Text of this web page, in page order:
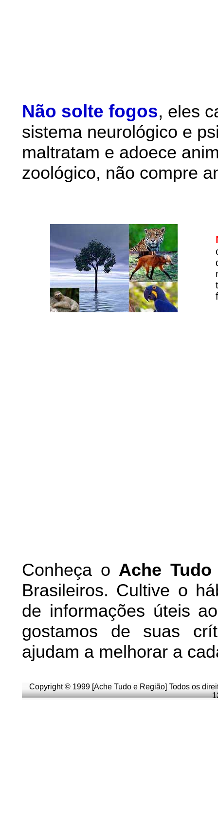
Não solte fogos, eles
sistema neurológico e
maltratam e adoece
zoológico, não compre
Conheça o Ache
Brasileiros. Cultive o
de informações úteis
gostamos de suas
ajudam a melhorar a
Copyright © 1999 [Ache Tudo e Região] Todos os